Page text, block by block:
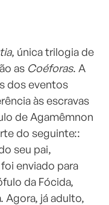
, única trilogia de
as Coéforas. A
dos eventos
às escravas
de Agamêmnon
do seguinte::
seu pai,
enviado para
da Fócida,
Agora, já adulto,